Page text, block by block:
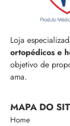
Loja
ortopédicos e
objetivo de
ama.
MAPA DO
Home